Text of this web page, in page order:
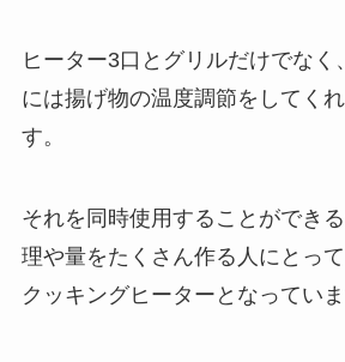
ヒーター3口とグリルだけでなく
には揚げ物の温度調節をしてく
す。
それを同時使用することができ
理や量をたくさん作る人にとっ
クッキングヒーターとなっていま